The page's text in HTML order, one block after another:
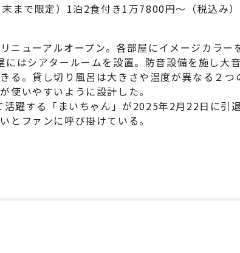
まで限定）1泊2食付き1万7800円～（税込み）
ューアルオープン。各部屋にイメージカラー
はシアタールームを設置。防音設備を施し大
る。貸し切り風呂は大きさや温度が異なる２つ
使いやすいように設計した。
躍する「まいちゃん」が2025年2月22日に引
とファンに呼び掛けている。